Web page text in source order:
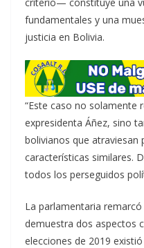
criterio— constituye una
fundamentales y una
justicia en Bolivia.
“Este caso no solamente
expresidenta Áñez, sino
bolivianos que atraviesan
características similares.
todos los perseguidos
La parlamentaria
demuestra dos aspectos
elecciones de 2019